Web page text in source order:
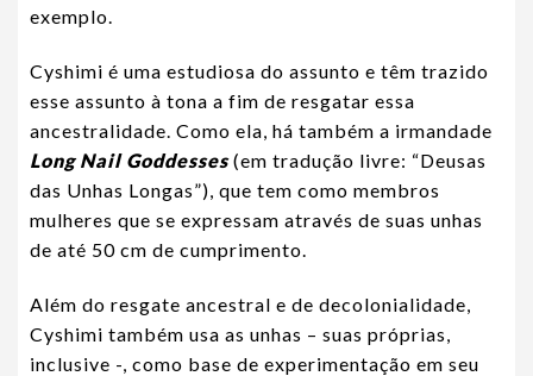
exemplo.
Cyshimi é uma estudiosa do assunto e têm trazido
esse assunto à tona a fim de resgatar essa
ancestralidade. Como ela, há também a irmandade
Long Nail Goddesses(em tradução livre: “Deusas
das Unhas Longas”), que tem como membros
mulheres que se expressam através de suas unhas
de até 50 cm de cumprimento.
Além do resgate ancestral e de decolonialidade,
Cyshimi também usa as unhas – suas próprias,
inclusive -, como base de experimentação em seu